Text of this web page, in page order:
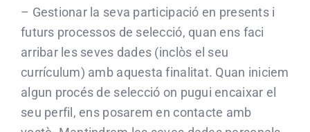
– Gestionar la seva participació en presents i
futurs processos de selecció, quan ens faci
arribar les seves dades (inclòs el seu
currículum) amb aquesta finalitat. Quan iniciem
algun procés de selecció on pugui encaixar el
seu perfil, ens posarem en contacte amb